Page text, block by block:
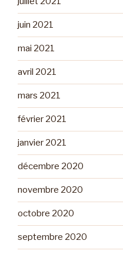
juin 2021
mai 2021
avril 2021
mars 2021
février 2021
janvier 2021
décembre 2020
novembre 2020
octobre 2020
septembre 2020